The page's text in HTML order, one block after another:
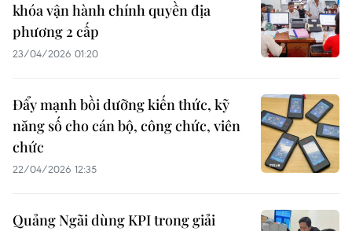
khóa vận hành chính quyền địa
phương 2 cấp
23/04/2026 01:20
Đẩy mạnh bồi dưỡng kiến thức, kỹ
năng số cho cán bộ, công chức, viên
chức
22/04/2026 12:35
Quảng Ngãi dùng KPI trong giải